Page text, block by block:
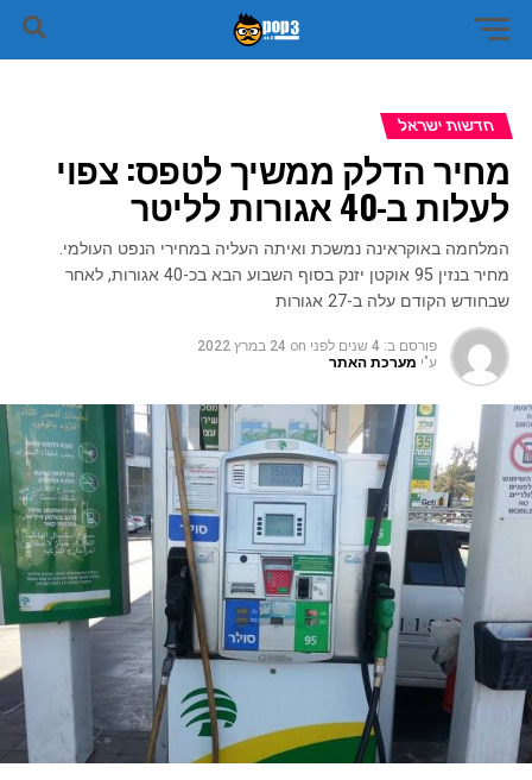
חדשות ישראל
מחיר הדלק ממשיך לטפס: צפוי
לעלות ב-40 אגורות לליטר
המלחמה באוקראינה נמשכת ואיתה העליה במחירי הנפט העולמי.
מחיר בנזין 95 אוקטן יזנק בסוף השבוע הבא בכ-40 אגורות, לאחר
שבחודש הקודם עלה ב-27 אגורות
פורסם ב: 4 שנים לפני on 24 במרץ 2022
ע"י מערכת האתר